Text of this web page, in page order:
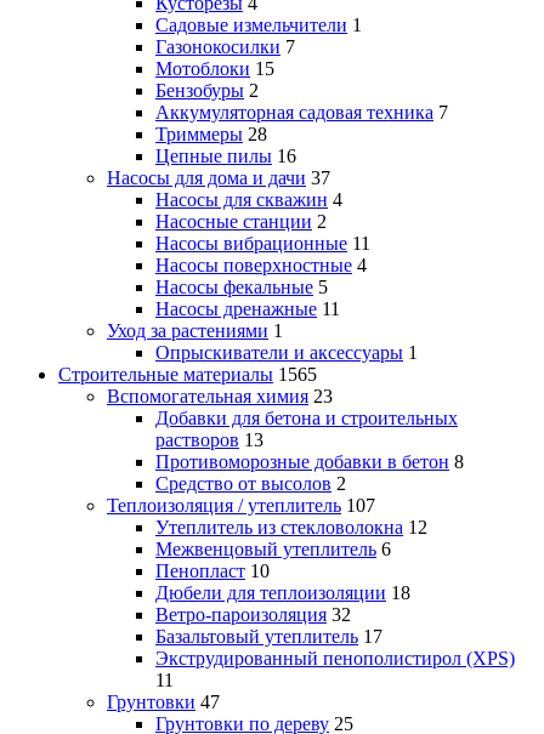
Садовые измельчители 1
Газонокосилки 7
Мотоблоки 15
Бензобуры 2
Аккумуляторная садовая техника 7
Триммеры 28
Цепные пилы 16
Насосы для дома и дачи 37
Насосы для скважин 4
Насосные станции 2
Насосы вибрационные 11
Насосы поверхностные 4
Насосы фекальные 5
Насосы дренажные 11
Уход за растениями 1
Опрыскиватели и аксессуары 1
Строительные материалы 1565
Вспомогательная химия 23
Добавки для бетона и строительных
растворов 13
Противоморозные добавки в бетон 8
Средство от высолов 2
Теплоизоляция / утеплитель 107
Утеплитель из стекловолокна 12
Межвенцовый утеплитель 6
Пенопласт 10
Дюбели для теплоизоляции 18
Ветро-пароизоляция 32
Базальтовый утеплитель 17
Экструдированный пенополистирол (XPS)
11
Грунтовки 47
Грунтовки по дереву 25